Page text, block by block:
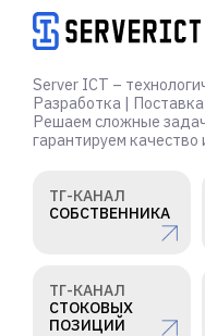
Server ICT –
Разработка |
Решаем сложные
гарантируем качество
ТГ-КАНАЛ
СОБСТВЕННИКА
ТГ-КАНАЛ
СТОКОВЫХ
ПОЗИЦИЙ